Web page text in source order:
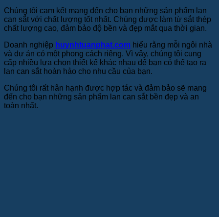
Chúng tôi cam kết mang đến cho bạn những sản phẩm lan
can sắt với chất lượng tốt nhất. Chúng được làm từ sắt thép
chất lượng cao, đảm bảo độ bền và đẹp mắt qua thời gian.
Doanh nghiệp huynhtuanphat.com hiểu rằng mỗi ngôi nhà
và dự án có một phong cách riêng. Vì vậy, chúng tôi cung
cấp nhiều lựa chọn thiết kế khác nhau để bạn có thể tạo ra
lan can sắt hoàn hảo cho nhu cầu của bạn.
Chúng tôi rất hân hạnh được hợp tác và đảm bảo sẽ mang
đến cho bạn những sản phẩm lan can sắt bền đẹp và an
toàn nhất.